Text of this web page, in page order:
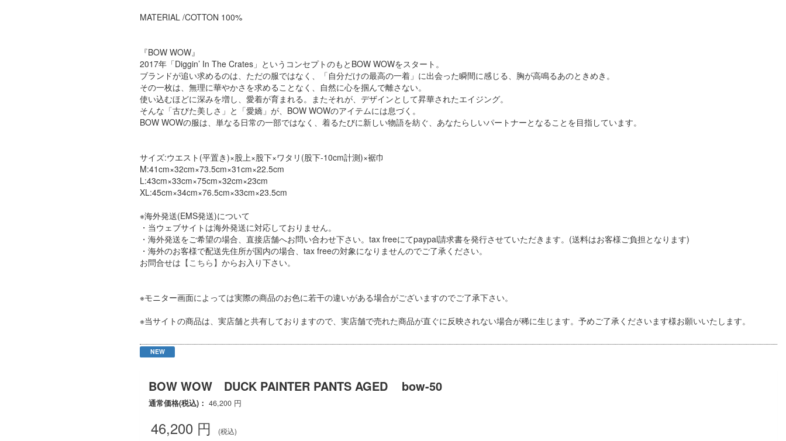
MATERIAL /COTTON 100%
『BOW WOW』
2017年「Diggin’ In The Crates」というコンセプトのもとBOW WOWをスタート。
ブランドが追い求めるのは、ただの服ではなく、「自分だけの最高の一着」に出会った瞬間に感じる、胸が高鳴るあのときめき。
その一枚は、無理に華やかさを求めることなく、自然に心を掴んで離さない。
使い込むほどに深みを増し、愛着が育まれる。またそれが、デザインとして昇華されたエイジング。
そんな「古びた美しさ」と「愛嬌」が、BOW WOWのアイテムには息づく。
BOW WOWの服は、単なる日常の一部ではなく、着るたびに新しい物語を紡ぐ、あなたらしいパートナーとなることを目指しています。
サイズ:ウエスト(平置き)×股上×股下×ワタリ(股下-10cm計測)×裾巾
M:41cm×32cm×73.5cm×31cm×22.5cm
L:43cm×33cm×75cm×32cm×23cm
XL:45cm×34cm×76.5cm×33cm×23.5cm
※海外発送(EMS発送)について
・当ウェブサイトは海外発送に対応しておりません。
・海外発送をご希望の場合、直接店舗へお問い合わせ下さい。tax freeにてpaypal請求書を発行させていただきます。(送料はお客様ご負担となります)
・海外のお客様で配送先住所が国内の場合、tax freeの対象になりませんのでご了承ください。
お問合せは 【こちら】 からお入り下さい。
※モニター画面によっては実際の商品のお色に若干の違いがある場合がございますのでご了承下さい。
※当サイトの商品は、実店舗と共有しておりますので、実店舗で売れた商品が直ぐに反映されない場合が稀に生じます。予めご了承くださいます様お願いいたします。
NEW
BOW WOW DUCK PAINTER PANTS AGED bow-50
通常価格(税込)： 46,200 円
46,200 円 (税込)